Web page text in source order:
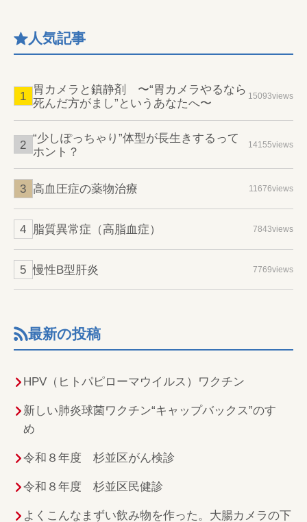
人気記事
胃カメラと鎮静剤 〜“胃カメラやるなら
死んだ方がまし”というあなたへ〜
15093views
“少しぽっちゃり”体型が長生きするって
ホント？
14155views
高血圧症の薬物治療 11676views
脂質異常症（高脂血症） 7843views
慢性B型肝炎 7769views
最新の投稿
HPV（ヒトパピローマウイルス）ワクチン
新しい肺炎球菌ワクチン“キャップバックス”のすゝ
め
令和８年度 杉並区がん検診
令和８年度 杉並区民健診
よくこんなまずい飲み物を作った。大腸カメラの下